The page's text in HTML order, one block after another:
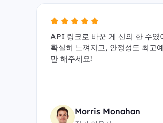
API 링크로 바꾼 게 신의 한 수였
확실히 느껴지고, 안정성도 최고
만 해주세요!
Morris Monahan